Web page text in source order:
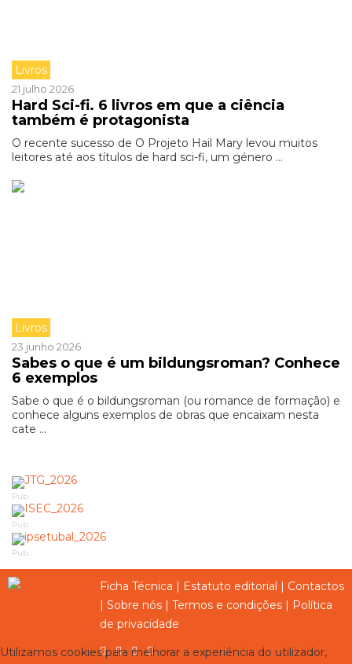
Livros
21 julho 2026
Hard Sci-fi. 6 livros em que a ciência
também é protagonista
O recente sucesso de O Projeto Hail Mary levou muitos
leitores até aos títulos de hard sci-fi, um género ...
Livros
23 junho 2026
Sabes o que é um bildungsroman? Conhece
6 exemplos
Sabe o que é o bildungsroman (ou romance de formação) e
conhece alguns exemplos de obras que encaixam nesta
cate ...
Pub
Pub
Pub
Ficha Técnica | Estatuto editorial | Contactos
| Sobre nós | Termos e condições | Política
de privacidade
Utilizamos cookies para melhorar a experiência do utilizador,